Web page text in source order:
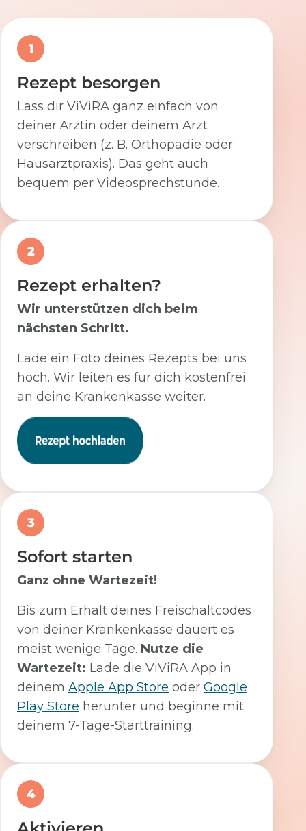
1
Rezept besorgen
Lass dir ViViRA ganz einfach von
deiner Ärztin oder deinem Arzt
verschreiben (z. B. Orthopädie oder
Hausarztpraxis). Das geht auch
bequem per Videosprechstunde.
2
Rezept erhalten?
Wir unterstützen dich beim
nächsten Schritt.
Lade ein Foto deines Rezepts bei uns
hoch. Wir leiten es für dich kostenfrei
an deine Krankenkasse weiter.
3
Sofort starten
Ganz ohne Wartezeit!
Bis zum Erhalt deines Freischaltcodes
von deiner Krankenkasse dauert es
meist wenige Tage. Nutze die
Wartezeit: Lade die ViViRA App in
deinem Apple App Store oder Google
Play Store herunter und beginne mit
deinem 7-Tage-Starttraining.
4